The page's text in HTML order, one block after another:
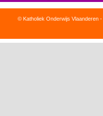
© Katholiek Onderwijs Vlaanderen